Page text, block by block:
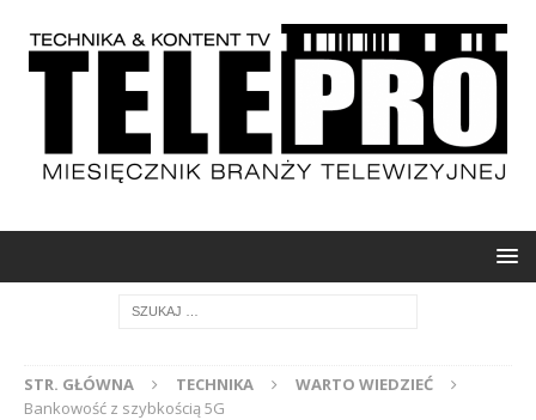
STR. GŁÓWNA TECHNIKA
WARTO WIEDZIEĆ
Bankowość z szybkością 5G